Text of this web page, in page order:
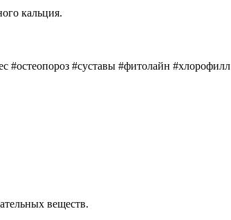
кальция.
#остеопороз #суставы #фитолайн #хлорофилл
веществ.